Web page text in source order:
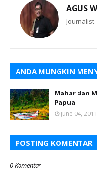
AGUS
Journalist
ANDA MUNGKIN
Mahar dan
Papua
June 04, 2011
POSTING KOMENTAR
0 Komentar